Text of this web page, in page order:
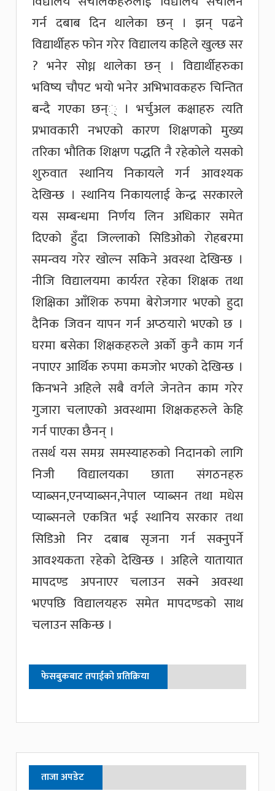
गर्न दबाब दिन थालेका छन् । झन् पढने
विद्यार्थीहरु फोन गरेर विद्यालय कहिले खुल्छ सर
? भनेर सोध्न थालेका छन् । विद्यार्थीहरुका
भविष्य चौपट भयो भनेर अभिभावकहरु चिन्तित
बन्दै गएका छन्् । भर्चुअल कक्षाहरु त्यति
प्रभावकारी नभएको कारण शिक्षणको मुख्य
तरिका भौतिक शिक्षण पद्धति नै रहेकोले यसको
शुरुवात स्थानिय निकायले गर्न आवश्यक
देखिन्छ । स्थानिय निकायलाई केन्द्र सरकारले
यस सम्बन्धमा निर्णय लिन अधिकार समेत
दिएको हुँदा जिल्लाको सिडिओको रोहबरमा
समन्वय गरेर खोल्न सकिने अवस्था देखिन्छ ।
नीजि विद्यालयमा कार्यरत रहेका शिक्षक तथा
शिक्षिका आँशिक रुपमा बेरोजगार भएको हुदा
दैनिक जिवन यापन गर्न अप्ठयारो भएको छ ।
घरमा बसेका शिक्षकहरुले अर्काे कुनै काम गर्न
नपाएर आर्थिक रुपमा कमजोर भएको देखिन्छ ।
किनभने अहिले सबै वर्गले जेनतेन काम गरेर
गुजारा चलाएको अवस्थामा शिक्षकहरुले केहि
गर्न पाएका छैनन् ।
तसर्थ यस समग्र समस्याहरुको निदानको लागि
निजी विद्यालयका छाता संगठनहरु
प्याब्सन,एनप्याब्सन,नेपाल प्याब्सन तथा मधेस
प्याब्सनले एकत्रित भई स्थानिय सरकार तथा
सिडिओ निर दबाब सृजना गर्न सक्नुपर्ने
आवश्यकता रहेको देखिन्छ । अहिले यातायात
मापदण्ड अपनाएर चलाउन सक्ने अवस्था
भएपछि विद्यालयहरु समेत मापदण्डको साथ
चलाउन सकिन्छ ।
फेसबुकबाट तपाईको प्रतिक्रिया
ताजा अपडेट